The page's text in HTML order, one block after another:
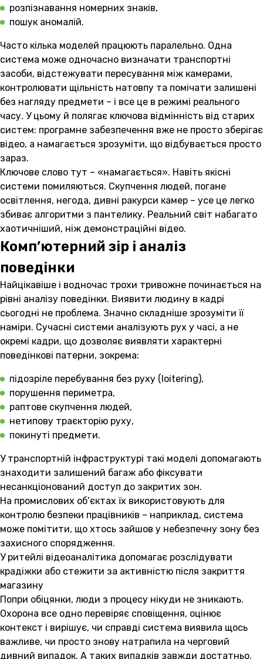
розпізнавання номерних знаків,
пошук аномалій.
Часто кілька моделей працюють паралельно. Одна
система може одночасно визначати транспортні
засоби, відстежувати пересування між камерами,
контролювати щільність натовпу та помічати залишені
без нагляду предмети – і все це в режимі реального
часу. У цьому й полягає ключова відмінність від старих
систем: програмне забезпечення вже не просто зберігає
відео, а намагається зрозуміти, що відбувається просто
зараз.
Ключове слово тут – «намагається». Навіть якісні
системи помиляються. Скупчення людей, погане
освітлення, негода, дивні ракурси камер – усе це легко
збиває алгоритми з пантелику. Реальний світ набагато
хаотичніший, ніж демонстраційні відео.
Комп’ютерний зір і аналіз
поведінки
Найцікавіше і водночас трохи тривожне починається на
рівні аналізу поведінки. Виявити людину в кадрі
сьогодні не проблема. Значно складніше зрозуміти її
наміри. Сучасні системи аналізують рух у часі, а не
окремі кадри, що дозволяє виявляти характерні
поведінкові патерни, зокрема:
підозріле перебування без руху (loitering),
порушення периметра,
раптове скупчення людей,
нетипову траєкторію руху,
покинуті предмети.
У транспортній інфраструктурі такі моделі допомагають
знаходити залишений багаж або фіксувати
несанкціонований доступ до закритих зон.
На промислових об’єктах їх використовують для
контролю безпеки працівників – наприклад, система
може помітити, що хтось зайшов у небезпечну зону без
захисного спорядження.
У ритейлі відеоаналітика допомагає розслідувати
крадіжки або стежити за активністю після закриття
магазину
Попри обіцянки, люди з процесу нікуди не зникають.
Охорона все одно перевіряє сповіщення, оцінює
контекст і вирішує, чи справді система виявила щось
важливе, чи просто знову натрапила на черговий
дивний випадок. А таких випадків завжди достатньо.